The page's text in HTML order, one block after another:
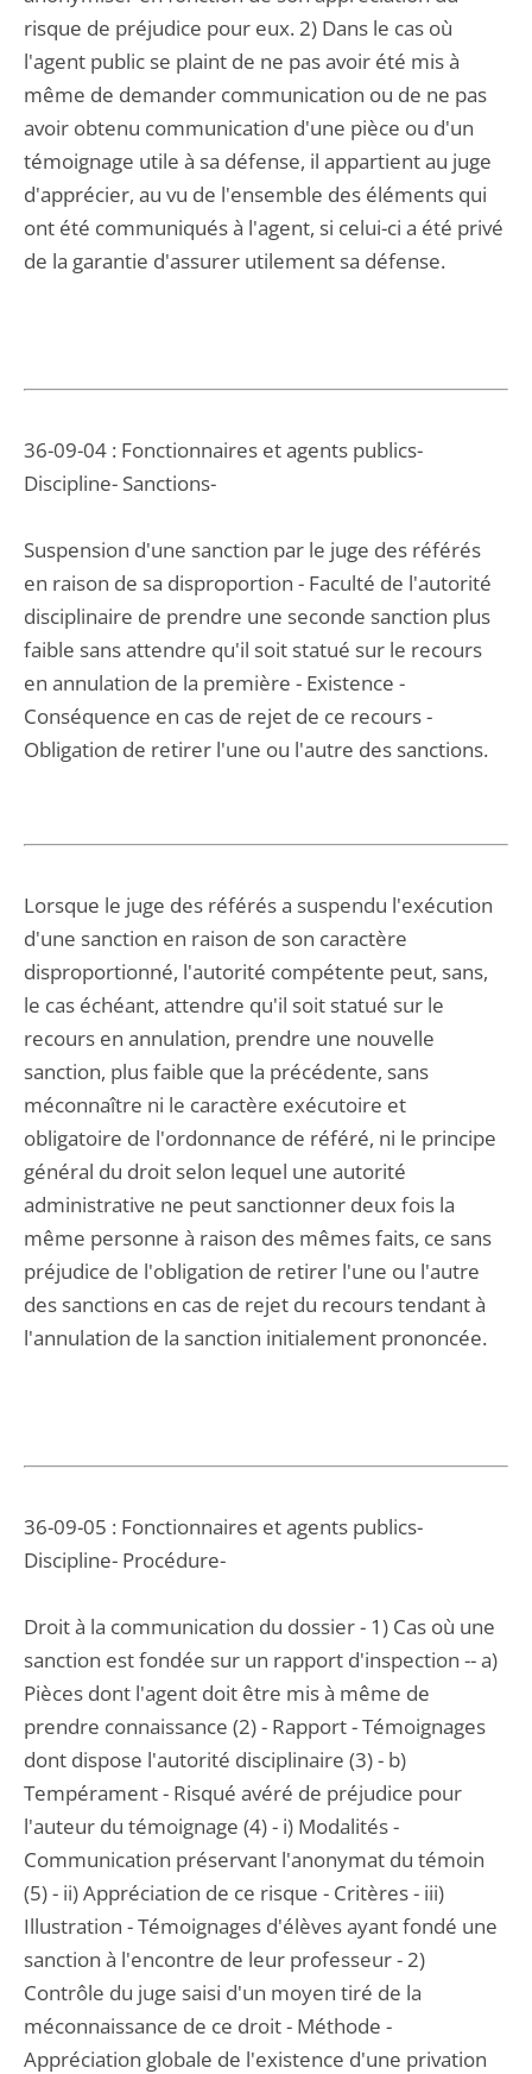
risque de préjudice pour eux. 2) Dans le cas où
l'agent public se plaint de ne pas avoir été mis à
même de demander communication ou de ne pas
avoir obtenu communication d'une pièce ou d'un
témoignage utile à sa défense, il appartient au juge
d'apprécier, au vu de l'ensemble des éléments qui
ont été communiqués à l'agent, si celui-ci a été privé
de la garantie d'assurer utilement sa défense.
36-09-04 : Fonctionnaires et agents publics-
Discipline- Sanctions-
Suspension d'une sanction par le juge des référés
en raison de sa disproportion - Faculté de l'autorité
disciplinaire de prendre une seconde sanction plus
faible sans attendre qu'il soit statué sur le recours
en annulation de la première - Existence -
Conséquence en cas de rejet de ce recours -
Obligation de retirer l'une ou l'autre des sanctions.
Lorsque le juge des référés a suspendu l'exécution
d'une sanction en raison de son caractère
disproportionné, l'autorité compétente peut, sans,
le cas échéant, attendre qu'il soit statué sur le
recours en annulation, prendre une nouvelle
sanction, plus faible que la précédente, sans
méconnaître ni le caractère exécutoire et
obligatoire de l'ordonnance de référé, ni le principe
général du droit selon lequel une autorité
administrative ne peut sanctionner deux fois la
même personne à raison des mêmes faits, ce sans
préjudice de l'obligation de retirer l'une ou l'autre
des sanctions en cas de rejet du recours tendant à
l'annulation de la sanction initialement prononcée.
36-09-05 : Fonctionnaires et agents publics-
Discipline- Procédure-
Droit à la communication du dossier - 1) Cas où une
sanction est fondée sur un rapport d'inspection -- a)
Pièces dont l'agent doit être mis à même de
prendre connaissance (2) - Rapport - Témoignages
dont dispose l'autorité disciplinaire (3) - b)
Tempérament - Risqué avéré de préjudice pour
l'auteur du témoignage (4) - i) Modalités -
Communication préservant l'anonymat du témoin
(5) - ii) Appréciation de ce risque - Critères - iii)
Illustration - Témoignages d'élèves ayant fondé une
sanction à l'encontre de leur professeur - 2)
Contrôle du juge saisi d'un moyen tiré de la
méconnaissance de ce droit - Méthode -
Appréciation globale de l'existence d'une privation